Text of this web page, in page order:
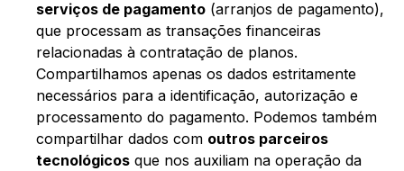
serviços de pagamento (arranjos de pagamento),
que processam as transações financeiras
relacionadas à contratação de planos.
Compartilhamos apenas os dados estritamente
necessários para a identificação, autorização e
processamento do pagamento. Podemos também
compartilhar dados com outros parceiros
tecnológicos que nos auxiliam na operação da